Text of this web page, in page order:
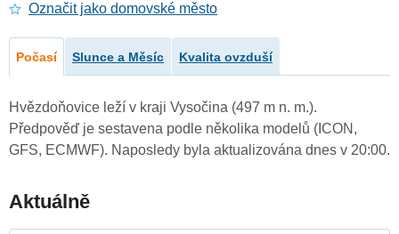
Označit jako domovské město
Počasí Slunce a Měsíc Kvalita ovzduší
Hvězdoňovice leží v kraji Vysočina (497 m n. m.).
Předpověď je sestavena podle několika modelů (ICON,
GFS, ECMWF). Naposledy byla aktualizována dnes v 20:00.
Aktuálně